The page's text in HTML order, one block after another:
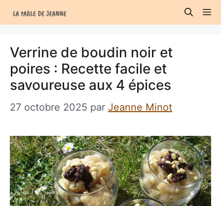
au
Verrine de boudin noir et
poires : Recette facile et
savoureuse aux 4 épices
27 octobre 2025 par Jeanne Minot